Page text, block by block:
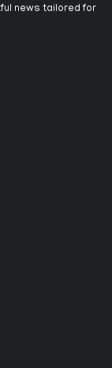
news tailored for